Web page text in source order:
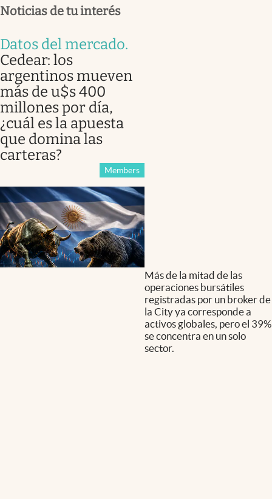
Noticias de tu interés
Datos del mercado.
Cedear: los
argentinos mueven
más de u$s 400
millones por día,
¿cuál es la apuesta
que domina las
carteras?
Members
Más de la mitad de las
operaciones bursátiles
registradas por un broker de
la City ya corresponde a
activos globales, pero el 39%
se concentra en un solo
sector.